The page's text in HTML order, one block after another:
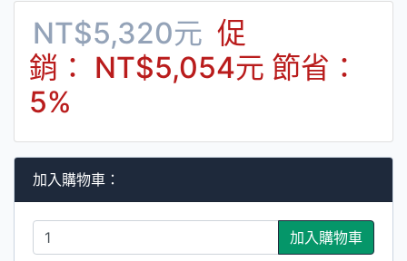
NT$5,320元 促
銷： NT$5,054元 節省：
5%
加入購物車：
加入購物車